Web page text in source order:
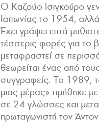
Ο Καζούο Ισιγκούρο
Ιαπωνίας το 1954,
Έχει γράψει επτά
τέσσερις φορές για το
μεταφραστεί σε
θεωρείται ένας από
συγγραφείς. Το 1989,
μιας μέρας» τιμήθηκε
σε 24 γλώσσες και
πρωταγωνιστή τον